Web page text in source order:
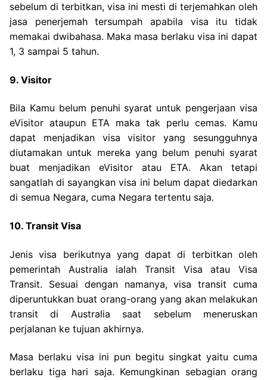
sebelum di terbitkan, visa ini mesti di terjemahkan oleh
jasa penerjemah tersumpah apabila visa itu tidak
memakai dwibahasa. Maka masa berlaku visa ini dapat
1, 3 sampai 5 tahun.
9. Visitor
Bila Kamu belum penuhi syarat untuk pengerjaan visa
eVisitor ataupun ETA maka tak perlu cemas. Kamu
dapat menjadikan visa visitor yang sesungguhnya
diutamakan untuk mereka yang belum penuhi syarat
buat menjadikan eVisitor atau ETA. Akan tetapi
sangatlah di sayangkan visa ini belum dapat diedarkan
di semua Negara, cuma Negara tertentu saja.
10. Transit Visa
Jenis visa berikutnya yang dapat di terbitkan oleh
pemerintah Australia ialah Transit Visa atau Visa
Transit. Sesuai dengan namanya, visa transit cuma
diperuntukkan buat orang-orang yang akan melakukan
transit di Australia saat sebelum meneruskan
perjalanan ke tujuan akhirnya.
Masa berlaku visa ini pun begitu singkat yaitu cuma
berlaku tiga hari saja. Kemungkinan sebagian orang